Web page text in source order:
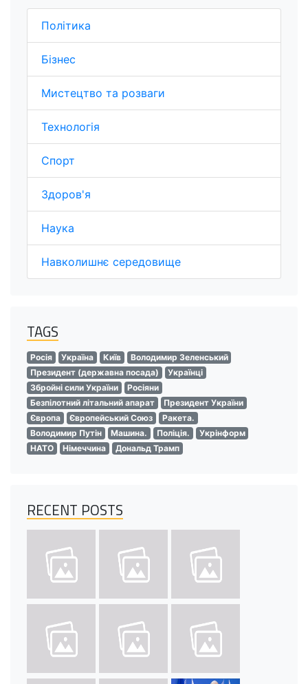
Політика
Бізнес
Мистецтво та розваги
Технологія
Спорт
Здоров'я
Наука
Навколишнє середовище
TAGS
Росія Україна Київ
Володимир Зеленський
Президент (державна посада)
Українці
Збройні сили України
Росіяни
Безпілотний літальний апарат
Президент України
Європа
Європейський Союз
Ракета.
Володимир Путін
Машина. Поліція.
Укрінформ
НАТО
Німеччина Дональд Трамп
RECENT POSTS